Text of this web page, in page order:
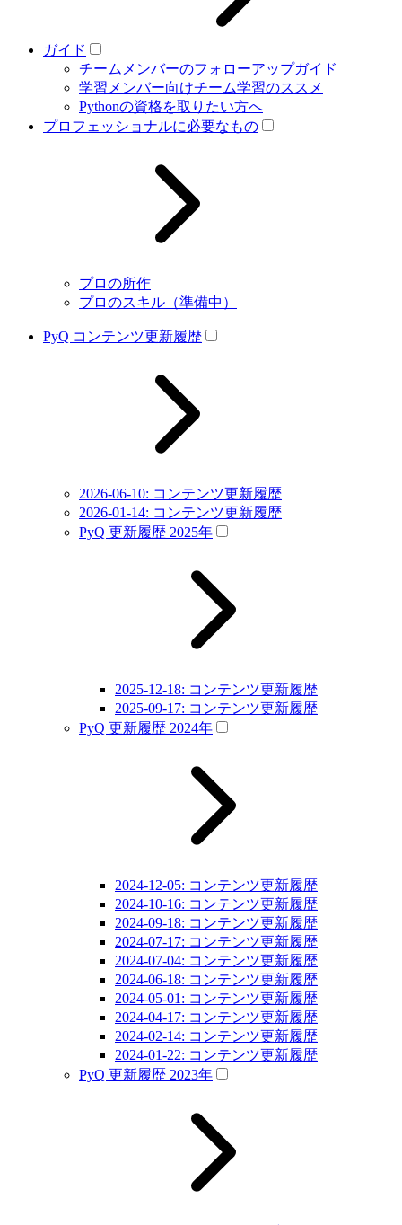
ガイド
チームメンバーのフォローアップガイド
学習メンバー向けチーム学習のススメ
Pythonの資格を取りたい方へ
プロフェッショナルに必要なもの
プロの所作
プロのスキル（準備中）
PyQ コンテンツ更新履歴
2026-06-10: コンテンツ更新履歴
2026-01-14: コンテンツ更新履歴
PyQ 更新履歴 2025年
2025-12-18: コンテンツ更新履歴
2025-09-17: コンテンツ更新履歴
PyQ 更新履歴 2024年
2024-12-05: コンテンツ更新履歴
2024-10-16: コンテンツ更新履歴
2024-09-18: コンテンツ更新履歴
2024-07-17: コンテンツ更新履歴
2024-07-04: コンテンツ更新履歴
2024-06-18: コンテンツ更新履歴
2024-05-01: コンテンツ更新履歴
2024-04-17: コンテンツ更新履歴
2024-02-14: コンテンツ更新履歴
2024-01-22: コンテンツ更新履歴
PyQ 更新履歴 2023年